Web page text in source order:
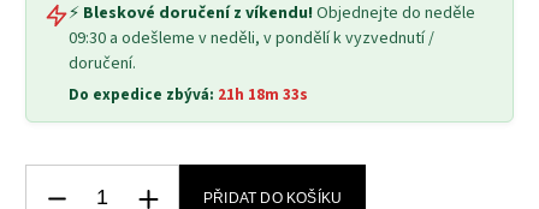
⚡ Bleskové doručení z víkendu! Objednejte do neděle
09:30 a odešleme v neděli, v pondělí k vyzvednutí /
doručení.
Do expedice zbývá: 21h 18m 32s
PŘIDAT DO KOŠÍKU